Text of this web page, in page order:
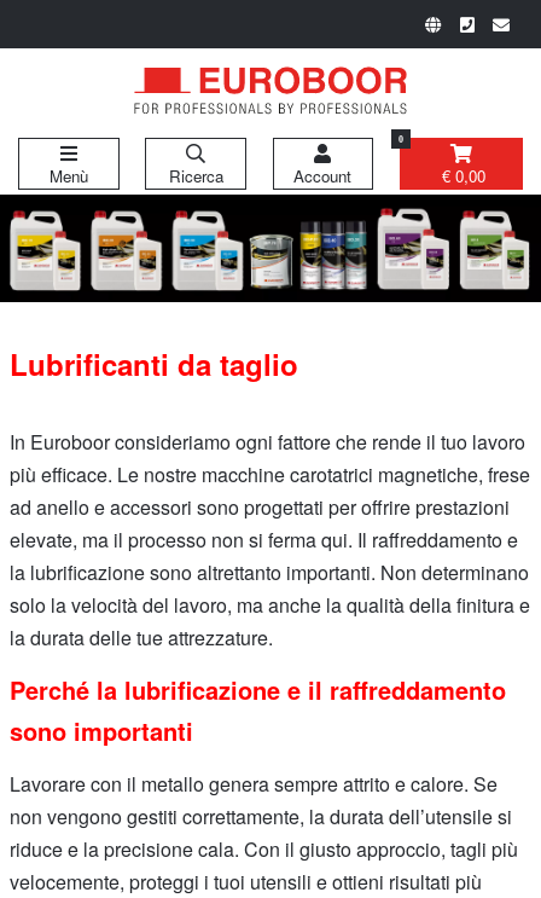
Menù Ricerca Account
0
€ 0,00
Lubrificanti da taglio
In Euroboor consideriamo ogni fattore che rende il tuo lavoro
più efficace. Le nostre macchine carotatrici magnetiche, frese
ad anello e accessori sono progettati per offrire prestazioni
elevate, ma il processo non si ferma qui. Il raffreddamento e
la lubrificazione sono altrettanto importanti. Non determinano
solo la velocità del lavoro, ma anche la qualità della finitura e
la durata delle tue attrezzature.
Perché la lubrificazione e il raffreddamento
sono importanti
Lavorare con il metallo genera sempre attrito e calore. Se
non vengono gestiti correttamente, la durata dell’utensile si
riduce e la precisione cala. Con il giusto approccio, tagli più
velocemente, proteggi i tuoi utensili e ottieni risultati più